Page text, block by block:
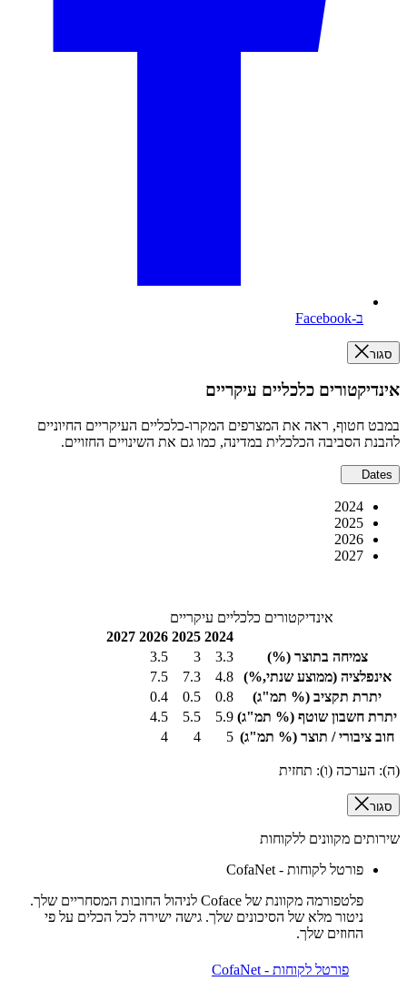
ב-Facebook
סגור
אינדיקטורים כלכליים עיקריים
במבט חטוף, ראה את המצרפים המקרו-כלכליים העיקריים החיוניים
להבנת הסביבה הכלכלית במדינה, כמו גם את השינויים החזויים.
Dates
2024
2025
2026
2027
אינדיקטורים כלכליים עיקריים
2024
2025
2026
2027
צמיחה בתוצר(%)
3.3
3
3.5
אינפלציה(ממוצע שנתי,%) 4.8
7.3
7.5
יתרת תקציב (% תמ"ג) 0.8
0.5
0.4
יתרת חשבון שוטף (% תמ"ג) 5.9
5.5
4.5
חוב ציבורי / תוצר (% תמ"ג) 5
4
4
(ה): הערכה (ו): תחזית
סגור
שירותים מקוונים ללקוחות
פורטל לקוחות - CofaNet
פלטפורמה מקוונת של Coface לניהול החובות המסחריים שלך.
ניטור מלא של הסיכונים שלך. גישה ישירה לכל הכלים על פי
החוזים שלך.
פורטל לקוחות - CofaNet